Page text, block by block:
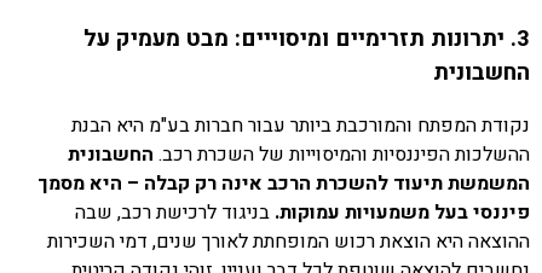
3. יתרונות תזרימיים ומיסוייים: מבט מעמיק על
החשבונית
נקודת המפתח והמורכבת ביותר עבור חברות בע"מ היא הבנת
ההשלכות הפיננסיות והמיסוייות של השכרת רכב. החשבונית
המשמשת תיעוד להשכרת הרכב אינה רק קבלה – היא מסמך
פיננסי בעל משמעויות עמוקות. בניגוד לרכישת רכב, שבה
ההוצאה היא הוצאת רכוש המופחתת לאורך שנים, דמי השכירות